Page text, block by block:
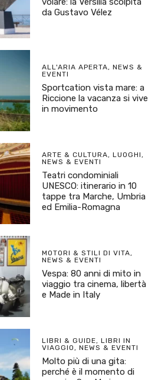
da Gustavo Vélez
ALL'ARIA APERTA, NEWS &
EVENTI
Sportcation vista mare: a
Riccione la vacanza si vive
in movimento
ARTE & CULTURA, LUOGHI,
NEWS & EVENTI
Teatri condominiali
UNESCO: itinerario in 10
tappe tra Marche, Umbria
ed Emilia-Romagna
MOTORI & STILI DI VITA,
NEWS & EVENTI
Vespa: 80 anni di mito in
viaggio tra cinema, libertà
e Made in Italy
LIBRI & GUIDE, LIBRI IN
VIAGGIO, NEWS & EVENTI
Molto più di una gita:
perché è il momento di